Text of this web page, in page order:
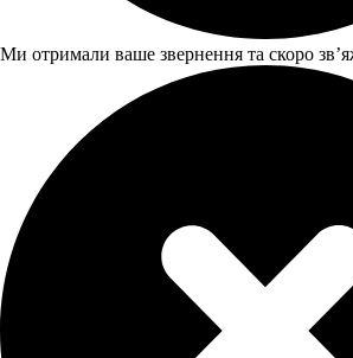
Ми отримали ваше звернення та скоро